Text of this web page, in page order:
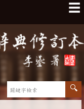
☰